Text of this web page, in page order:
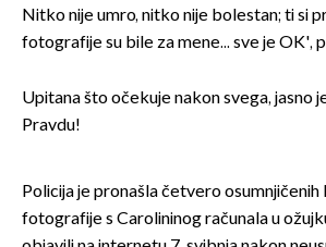
Nitko nije umro, nitko nije bolestan; ti si
fotografije su bile za mene... sve je OK',
Upitana što očekuje nakon svega, jasno
Pravdu!
Policija je pronašla četvero osumnjičenih
fotografije s Carolininog računala u